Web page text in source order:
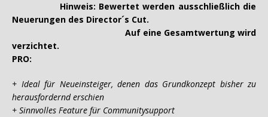
Hinweis: Bewertet werden ausschließlich die
Neuerungen des Director´s Cut.
Auf eine Gesamtwertung wird
verzichtet.
PRO:
+ Ideal für Neueinsteiger, denen das Grundkonzept bisher zu
herausfordernd erschien
+ Sinnvolles Feature für Communitysupport